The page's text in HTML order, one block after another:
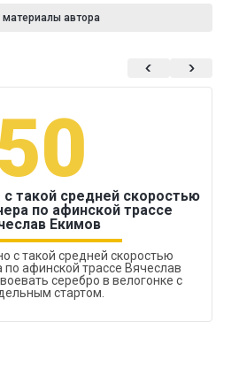
материалы автора
такой средней скоростью
по афинской трассе
Екимов
с такой средней скоростью
афинской трассе Вячеслав
серебро в велогонке с
стартом.